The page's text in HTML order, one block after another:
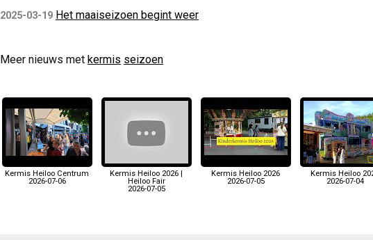
2025-03-19 Het maaiseizoen begint weer
Meer nieuws met kermis seizoen
Kermis Heiloo Centrum
2026-07-06
Kermis Heiloo 2026 |
Heiloo Fair
2026-07-05
Kermis Heiloo 2026
2026-07-05
Kermis Heiloo
2026-07-04